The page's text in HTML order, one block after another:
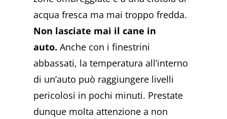
acqua fresca ma mai troppo fredda.
Non lasciate mai il cane in
auto. Anche con i finestrini
abbassati, la temperatura all’interno
di un’auto può raggiungere livelli
pericolosi in pochi minuti. Prestate
dunque molta attenzione a non